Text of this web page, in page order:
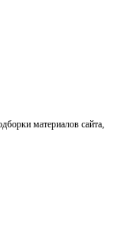
материалов сайта,